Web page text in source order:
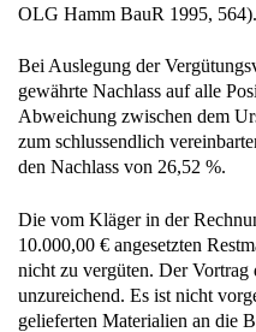
OLG Hamm BauR 1995, 564).
Bei Auslegung der
gewährte Nachlass auf alle
Abweichung zwischen dem
zum schlussendlich
den Nachlass von 26,52 %.
Die vom Kläger in der
10.000,00 € angesetzten
nicht zu vergüten. Der Vortrag
unzureichend. Es ist nicht
gelieferten Materialien an die